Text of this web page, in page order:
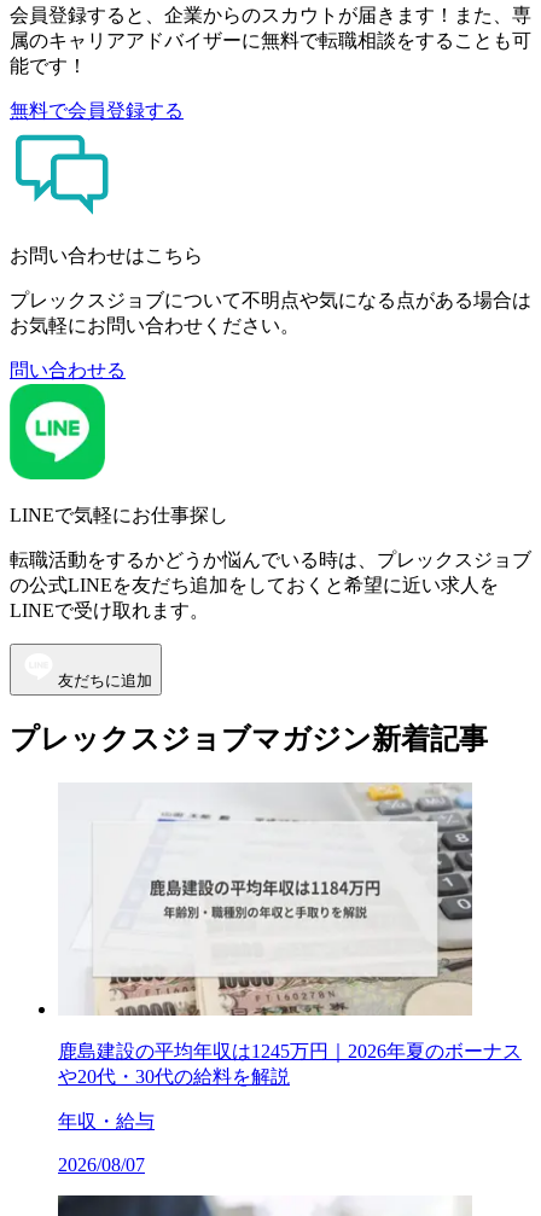
会員登録すると、企業からのスカウトが届きます！また、専
属のキャリアアドバイザーに無料で転職相談をすることも可
能です！
無料で会員登録する
お問い合わせはこちら
プレックスジョブについて不明点や気になる点がある場合は
お気軽にお問い合わせください。
問い合わせる
LINEで気軽にお仕事探し
転職活動をするかどうか悩んでいる時は、プレックスジョブ
の公式LINEを友だち追加をしておくと希望に近い求人を
LINEで受け取れます。
友だちに追加
プレックスジョブマガジン新着記事
鹿島建設の平均年収は1245万円｜2026年夏のボーナス
や20代・30代の給料を解説
年収・給与
2026/08/07